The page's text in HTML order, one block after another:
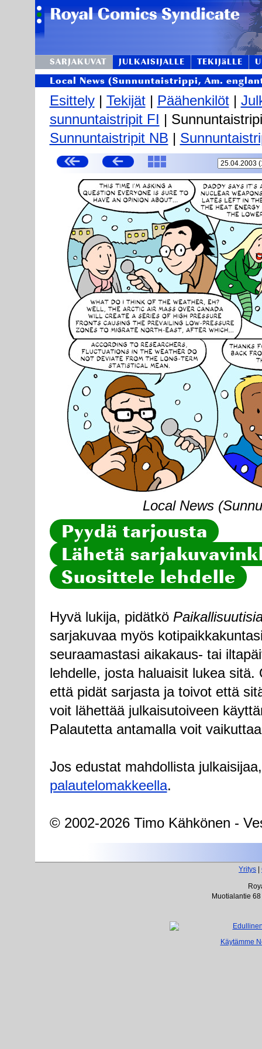
SARJAKUVAT JULKAISIJALLE TEKIJäLLE
Local News (Sunnuntaistrippi, Am.
Esittely| Tekijät| Päähenkilöt|
sunnuntaistripit FI |
Sunnuntaistripit NB |
Local News
Pyydä tarjousta
Lähetä
Suosittele lehdelle
Hyvä lukija, pidätkö
sarjakuvaa myös
seuraamastasi aikakaus- tai
lehdelle, josta haluaisit lukea
että pidät sarjasta ja toivot että
voit lähettää julkaisutoiveen
Palautetta antamalla voit
Jos edustat mahdollista
palautelomakkeella.
© 2002-2026 Timo Kähkönen -
Yritys
Muotialantie
Käytämme